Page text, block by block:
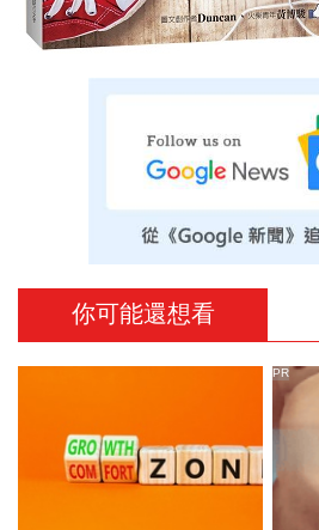
你可能還想看
PR